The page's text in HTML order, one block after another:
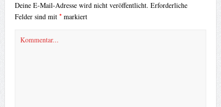
Deine E-Mail-Adresse wird nicht veröffentlicht. Erforderliche
Felder sind mit *markiert